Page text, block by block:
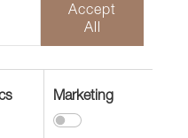
300cm
Accept
All
Marketing